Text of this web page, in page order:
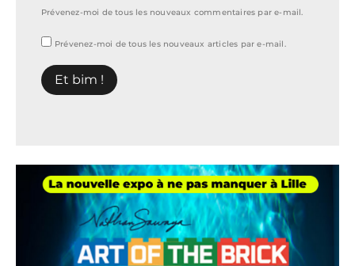
Prévenez-moi de tous les nouveaux commentaires par e-mail.
Prévenez-moi de tous les nouveaux articles par e-mail.